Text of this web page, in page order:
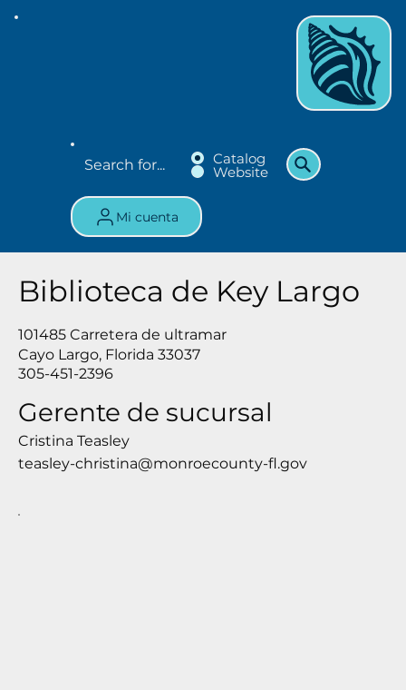
Catalog
Website
Mi cuenta
Biblioteca de Key Largo
101485 Carretera de ultramar
Cayo Largo, Florida 33037
305-451-2396
Gerente de sucursal
Cristina Teasley
teasley-christina@monroecounty-fl.gov